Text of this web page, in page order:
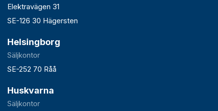
Elektravägen 31
SE-126 30 Hägersten
Helsingborg
Säljkontor
SE-252 70 Råå
Huskvarna
Säljkontor